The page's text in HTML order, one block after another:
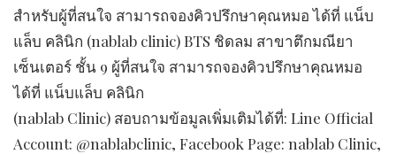
สำหรับผู้ที่สนใจ สามารถจองคิวปรึกษาคุณหมอ ได้ที่ แน็บ
แล็บ คลินิก (nablab clinic) BTS ชิดลม สาขาตึกมณียา
เซ็นเตอร์ ชั้น 9 ผู้ที่สนใจ สามารถจองคิวปรึกษาคุณหมอ
ได้ที่ แน็บแล็บ คลินิก
(nablab Clinic) สอบถามข้อมูลเพิ่มเติมได้ที่: Line Official
Account: @nablabclinic, Facebook Page: nablab Clinic,